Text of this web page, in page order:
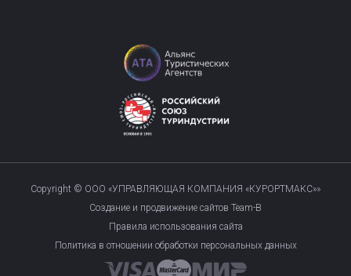
Copyright © ООО «УПРАВЛЯЮЩАЯ КОМПАНИЯ «КУРОРТМАКС»»
Создание и продвижение сайтов Team-B
Правила использования сайта
Политика в отношении обработки персональных данных